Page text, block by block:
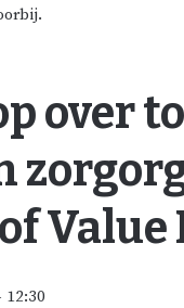
over
12:30